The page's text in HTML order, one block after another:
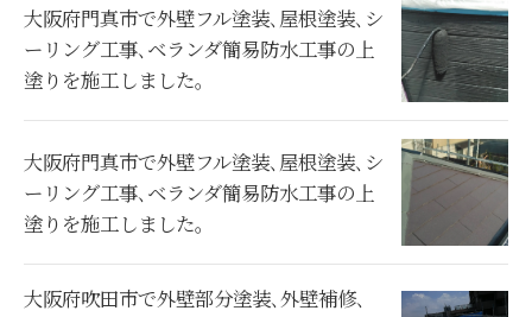
大阪府門真市で外壁フル塗装､屋根塗装､シ
ーリング工事､ベランダ簡易防水工事の上
塗りを施工しました。
大阪府門真市で外壁フル塗装､屋根塗装､シ
ーリング工事､ベランダ簡易防水工事の上
塗りを施工しました。
大阪府吹田市で外壁部分塗装､外壁補修､